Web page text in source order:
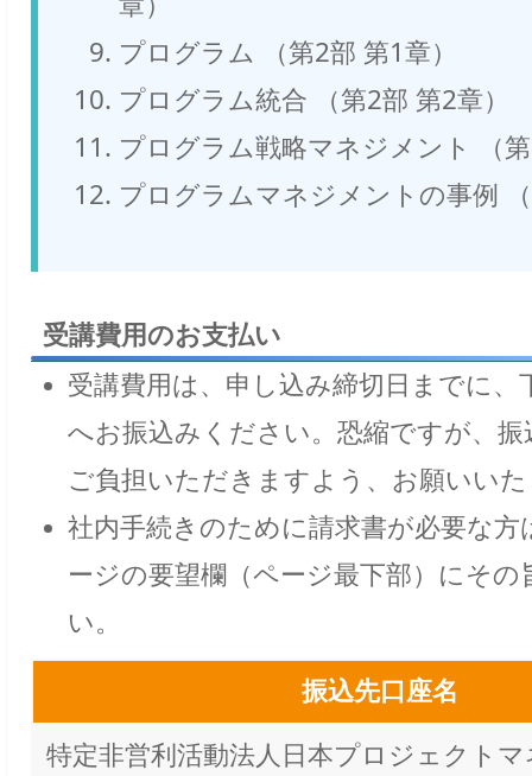
プログラム （第2部 第1章）
プログラム統合 （第2部 第2章）
プログラム戦略マネジメント （
プログラムマネジメントの事例
受講費用のお支払い
受講費用は、申し込み締切日までに、
へお振込みください。恐縮ですが、振
ご負担いただきますよう、お願いい
社内手続きのために請求書が必要な方
ージの要望欄（ページ最下部）にその
い。
振込先口座名
特定非営利活動法人日本プロジェクト